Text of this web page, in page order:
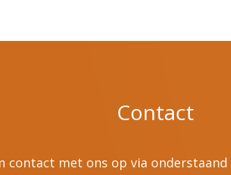
Contact
contact met ons op via onderstaand